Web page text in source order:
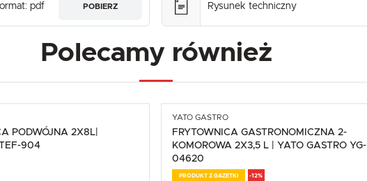
pdf POBIERZ Rysunek techniczny
Polecamy również
PODWÓJNA 2X8L|
904
YATO GASTRO
FRYTOWNICA GASTRONOMICZNA 2-
KOMOROWA 2X3,5 L | YATO GASTRO YG-
04620
PRODUKT Z GAZETKI -12%